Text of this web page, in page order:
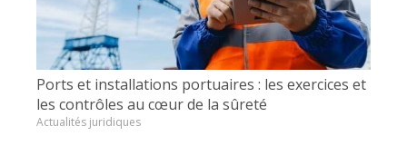
Ports et installations portuaires : les exercices et
les contrôles au cœur de la sûreté
Actualités juridiques